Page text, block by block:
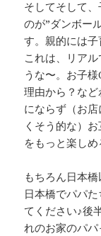
そしてそして
のが”ダンボー
す。親的には子
これは、リア
うな〜。お子
理由から？な
にならず（お
くそう的な）
をもっと楽しめ
もちろん日本
日本橋でパパ
てください♪後
れのお家のパパ